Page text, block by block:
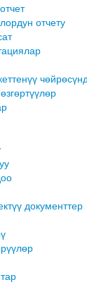
отчету
документтер